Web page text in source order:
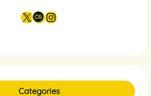
X Last.fmInstagram
Categories